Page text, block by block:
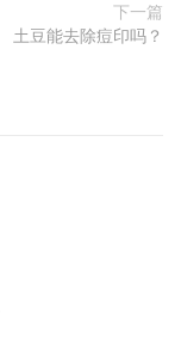
下一篇
土豆能去除痘印吗？